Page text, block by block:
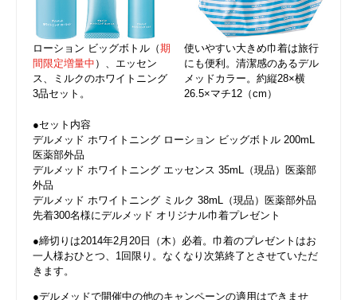
ローション ビッグボトル（期
間限定増量中 ）、エッセン
ス、ミルクのホワイトニング
3品セット。
使いやすい大きめ巾着は旅行
にも便利。清潔感のあるデル
メッドカラー。約縦28×横
26.5×マチ12（cm）
●セット内容
デルメッド ホワイトニング ローション ビッグボトル 200mL
医薬部外品
デルメッド ホワイトニング エッセンス 35mL（現品）医薬部
外品
デルメッド ホワイトニング ミルク 38mL（現品）医薬部外品
先着300名様にデルメッド オリジナル巾着プレゼント
●締切りは2014年2月20日（木）必着。巾着のプレゼントはお
一人様おひとつ、1回限り。なくなり次第終了とさせていただ
きます。
●デルメッドで開催中の他のキャンペーンの適用はできませ